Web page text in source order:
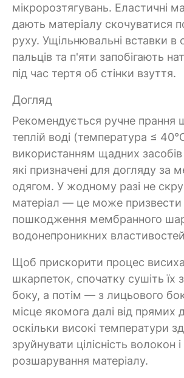
мікророзтягувань. Еластичні
дають матеріалу скочуватися
руху. Ущільнювальні вставки в
пальців та п'яти запобігають
під час тертя об стінки взуття.
Догляд
Рекомендується ручне прання
теплій воді (температура ≤
використанням щадних
які призначені для догляду за
одягом. У жодному разі не
матеріал — це може призвести
пошкодження мембранного
водонепроникних
Щоб прискорити процес
шкарпеток, спочатку сушіть їх
боку, а потім — з лицьового
місце якомога далі від прямих
оскільки високі температури
зруйнувати цілісність волокон
розшарування матеріалу.